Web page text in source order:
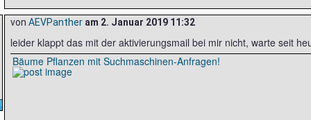
von AEVPantheram 2. Januar 2019 11:32
leider klappt das mit der aktivierungsmail bei mir nicht, warte seit
Bäume Pflanzen mit Suchmaschinen-Anfragen!